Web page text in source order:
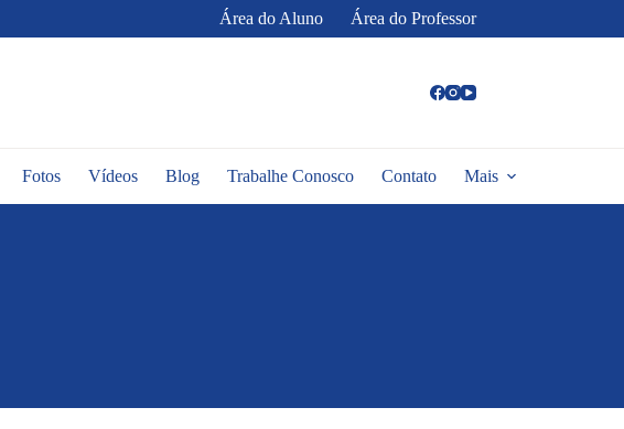
Área do Aluno Área do Professor
Fotos Vídeos Blog Trabalhe Conosco Contato Mais